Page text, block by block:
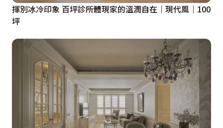
揮別冰冷印象 百坪診所體現家的溫潤自在｜現代風｜100
坪